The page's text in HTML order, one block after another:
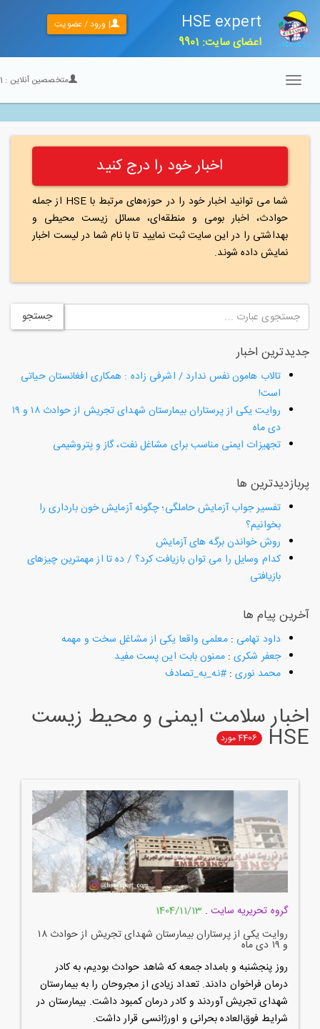
HSE expert
اعضای سایت: 9901
| ورود / عضویت
متخصصین آنلاین :21
Toggle
navigation
اخبار خود را درج کنید
شما می توانید اخبار خود را در حوزه‌های مرتبط با HSE از جمله
حوادث، اخبار بومی و منطقه‌ای، مسائل زیست محیطی و
بهداشتی را در این سایت ثبت نمایید تا با نام شما در لیست اخبار
نمایش داده شوند.
جستجو
جدیدترین اخبار
تالاب هامون نفس ندارد / اشرفی زاده : همکاری افغانستان حیاتی
است!
روایت یکی از پرستاران بیمارستان شهدای تجریش از حوادث ۱۸ و ۱۹
دی ماه
تجهیزات ایمنی مناسب برای مشاغل نفت، گاز و پتروشیمی
پربازدیدترین ها
تفسیر جواب آزمایش حاملگی؛ چگونه آزمایش خون بارداری را
بخوانیم؟
روش خواندن برگه های آزمایش
کدام وسایل را می توان بازیافت کرد؟ / ده تا از مهمترین چیزهای
بازیافتی
آخرین پیام ها
داود تهامی:معلمی واقعا یکی از مشاغل سخت و مهمه
جعفر شکری:ممنون بابت این پست مفید
محمد نوری:#نه_به_تصادف
اخبار سلامت ایمنی و محیط زیست
HSE
4406مورد
گروه تحریریه سایت.
1404/11/13
روایت یکی از پرستاران بیمارستان شهدای تجریش از حوادث ۱۸
روز پنجشنبه و بامداد جمعه که شاهد حوادث بودیم، به‌ کادر
درمان فراخوان دادند. تعداد زیادی از مجروحان را به بیمارستان
شهدای تجریش آوردند و کادر درمان کمبود داشت. بیمارستان در
شرایط فوق‌العاده بحرانی و اورژانسی قرار داشت.